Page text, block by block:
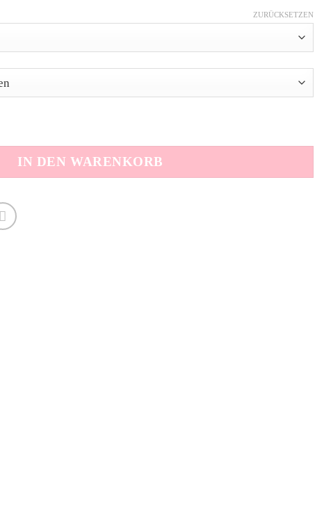
ZURÜCKSETZEN
IN DEN WARENKORB